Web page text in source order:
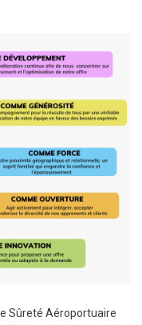
Sûreté Aéroportuaire